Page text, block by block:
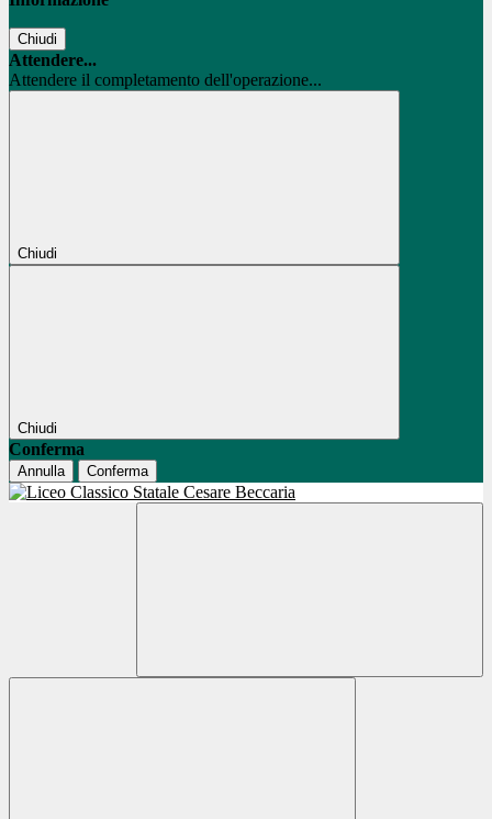
Chiudi
Attendere...
Attendere il completamento dell'operazione...
Chiudi
Chiudi
Conferma
Annulla Conferma